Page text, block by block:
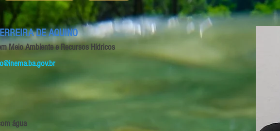
DE AQUINO
Meio Ambiente e Recursos Hídricos
água